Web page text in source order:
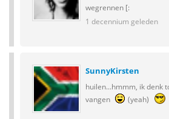
wegrennen [:
1 decennium geleden
SunnyKirsten
huilen...hmmm, ik denk
vangen
(yeah)